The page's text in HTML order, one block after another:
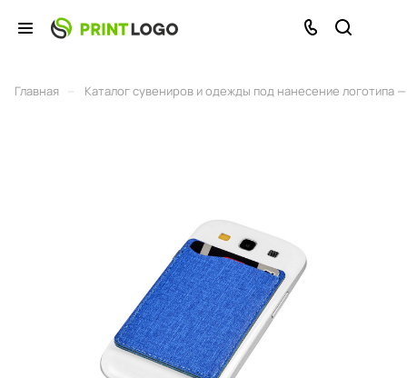
Главная Каталог сувениров и одежды под нанесение логотипа